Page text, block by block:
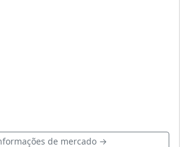
de mercado →